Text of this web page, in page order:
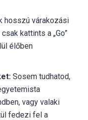
hosszú várakozási
kattints a „Go”
élőben
Sosem tudhatod,
vagy valaki
fedezi fel a